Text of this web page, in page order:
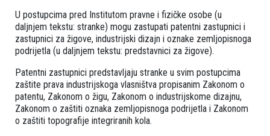
U postupcima pred Institutom pravne i fizičke osobe (u
daljnjem tekstu: stranke) mogu zastupati patentni zastupnici i
zastupnici za žigove, industrijski dizajn i oznake zemljopisnoga
podrijetla (u daljnjem tekstu: predstavnici za žigove).
Patentni zastupnici predstavljaju stranke u svim postupcima
zaštite prava industrijskoga vlasništva propisanim Zakonom o
patentu, Zakonom o žigu, Zakonom o industrijskome dizajnu,
Zakonom o zaštiti oznaka zemljopisnoga podrijetla i Zakonom
o zaštiti topografije integriranih kola.